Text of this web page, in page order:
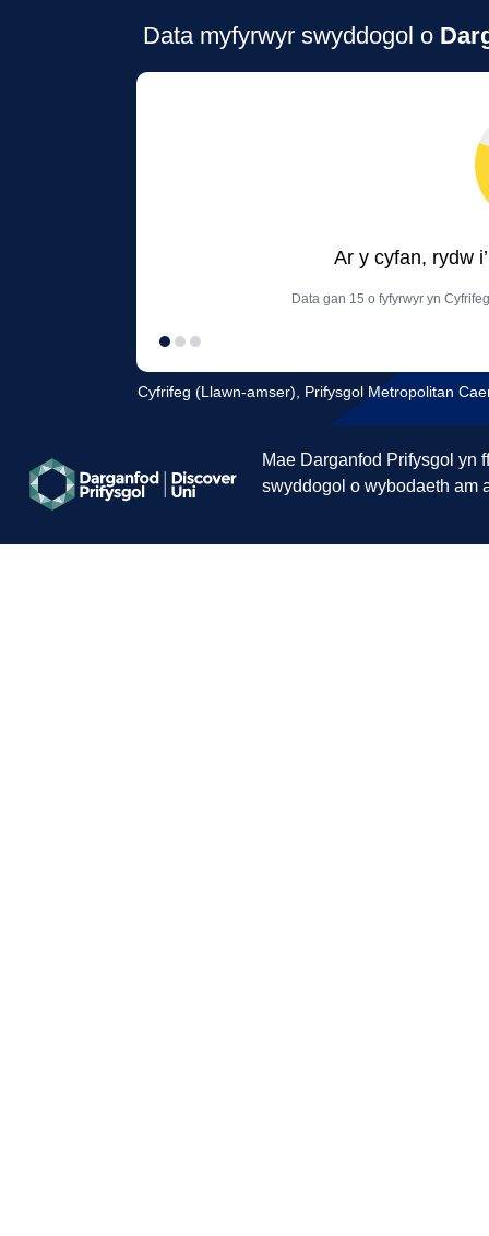
Data myfyrwyr swyddogol o
Ar y cyfan, rydw
Data gan 15 o fyfyrwyr yn
Cyfrifeg (Llawn-amser), Prifysgol Metropolitan
Mae Darganfod Prifysgol yn
swyddogol o wybodaeth am